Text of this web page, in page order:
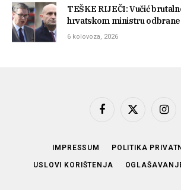
TEŠKE RIJEČI: Vučić
hrvatskom ministru odbrane
6 kolovoza, 2026
Facebook
X
IMPRESSUM POLITIKA
USLOVI KORIŠTENJA